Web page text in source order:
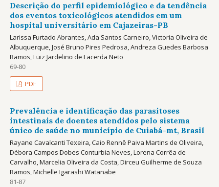
Descrição do perfil epidemiológico e da tendência
dos eventos toxicológicos atendidos em um
hospital universitário em Cajazeiras-PB
Larissa Furtado Abrantes, Ada Santos Carneiro, Victoria Oliveira de
Albuquerque, José Bruno Pires Pedrosa, Andreza Guedes Barbosa
Ramos, Luiz Jardelino de Lacerda Neto
69-80
PDF
Prevalência e identificação das parasitoses
intestinais de doentes atendidos pelo sistema
único de saúde no município de Cuiabá-mt, Brasil
Rayane Cavalcanti Texeira, Caio Rennê Paiva Martins de Oliveira,
Débora Campos Dobes Conturbia Neves, Lorena Corrêa de
Carvalho, Marcelia Oliveira da Costa, Dirceu Guilherme de Souza
Ramos, Michelle Igarashi Watanabe
81-87